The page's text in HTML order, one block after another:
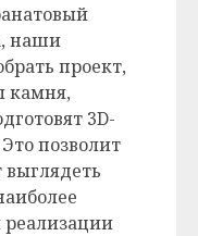
наши
проект,
камня,
3D-
позволит
выглядеть